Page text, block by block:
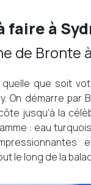
faire à
de Bronte
quelle que soit
On démarre par
jusqu’à la
: eau
le long de la